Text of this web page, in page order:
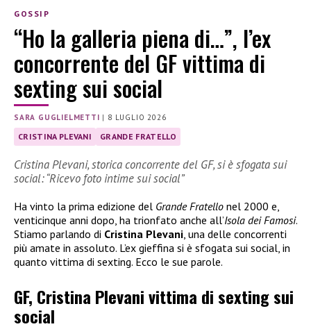
GOSSIP
“Ho la galleria piena di…”, l’ex
concorrente del GF vittima di
sexting sui social
SARA GUGLIELMETTI | 8 LUGLIO 2026
CRISTINA PLEVANI GRANDE FRATELLO
Cristina Plevani, storica concorrente del GF, si è sfogata sui
social: “Ricevo foto intime sui social”
Ha vinto la prima edizione del Grande Fratello nel 2000 e,
venticinque anni dopo, ha trionfato anche all’Isola dei Famosi.
Stiamo parlando di Cristina Plevani , una delle concorrenti
più amate in assoluto. L’ex gieffina si è sfogata sui social, in
quanto vittima di sexting. Ecco le sue parole.
GF, Cristina Plevani vittima di sexting sui
social